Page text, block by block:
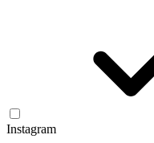
Instagram